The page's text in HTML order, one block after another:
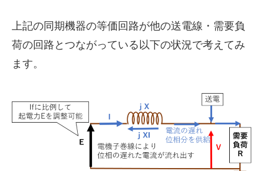
上記の同期機器の等価回路が他の送電線・需要負
荷の回路とつながっている以下の状況で考えてみ
ます。